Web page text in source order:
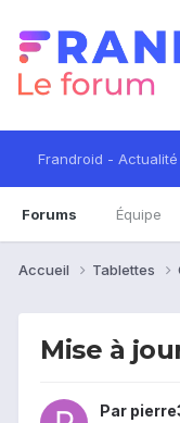
Frandroid - Actualité
Forums Équipe
Accueil Tablettes
Mise à
Par